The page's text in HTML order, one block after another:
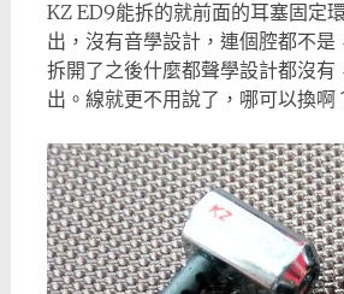
KZ ED9能拆的就前面的耳塞固定
出，沒有音學設計，連個腔都不是
拆開了之後什麼都聲學設計都沒有
出。線就更不用說了，哪可以換啊